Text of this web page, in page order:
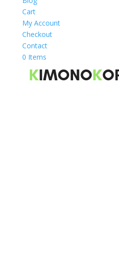
Cart
My Account
Checkout
Contact
0 Items